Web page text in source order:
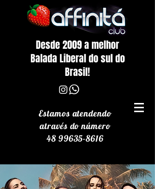
Desde 2009 a melhor
Balada Liberal do sul do
Brasil!
Estamos atendendo
atravésdo número
48 99635-8616